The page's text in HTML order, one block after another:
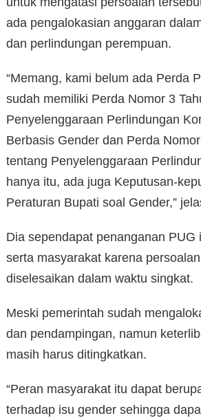
ada pengalokasian anggaran
dan perlindungan perempuan.
“Memang, kami belum ada Perda
sudah memiliki Perda Nomor 3
Penyelenggaraan Perlindungan
Berbasis Gender dan Perda
tentang Penyelenggaraan
hanya itu, ada juga Keputusan-
Peraturan Bupati soal Gender,”
Dia sependapat penanganan PUG
serta masyarakat karena
diselesaikan dalam waktu singkat.
Meski pemerintah sudah
dan pendampingan, namun
masih harus ditingkatkan.
“Peran masyarakat itu dapat
terhadap isu gender sehingga